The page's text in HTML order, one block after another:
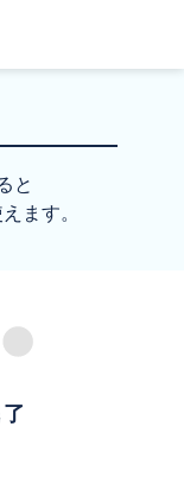
と
ます。